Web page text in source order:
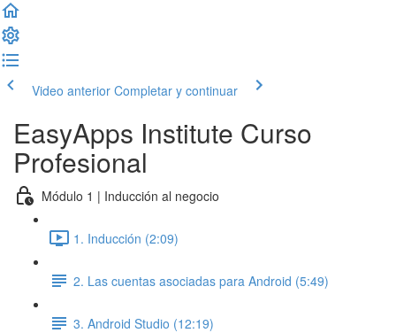
Video anterior Completar y continuar
EasyApps Institute Curso
Profesional
Módulo 1 | Inducción al negocio
1. Inducción (2:09)
2. Las cuentas asociadas para Android (5:49)
3. Android Studio (12:19)